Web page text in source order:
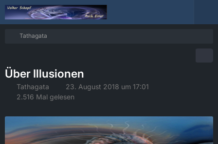
Tathagata
Über Illusionen
Tathagata
23. August 2018 um 17:01
2.516 Mal gelesen